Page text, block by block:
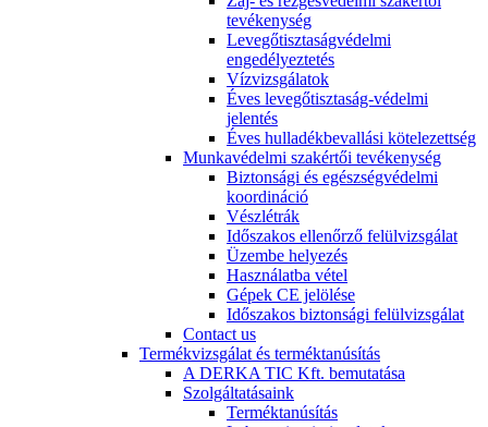
tevékenység
Levegőtisztaságvédelmi
engedélyeztetés
Vízvizsgálatok
Éves levegőtisztaság-védelmi
jelentés
Éves hulladékbevallási kötelezettség
Munkavédelmi szakértői tevékenység
Biztonsági és egészségvédelmi
koordináció
Vészlétrák
Időszakos ellenőrző felülvizsgálat
Üzembe helyezés
Használatba vétel
Gépek CE jelölése
Időszakos biztonsági felülvizsgálat
Contact us
Termékvizsgálat és terméktanúsítás
A DERKA TIC Kft. bemutatása
Szolgáltatásaink
Terméktanúsítás